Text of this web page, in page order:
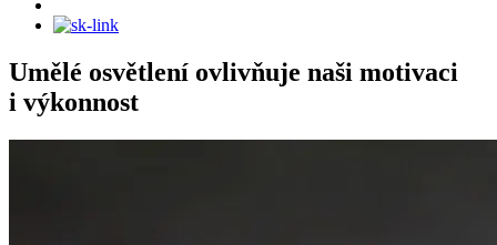
Umělé osvětlení ovlivňuje naši motivaci
i výkonnost